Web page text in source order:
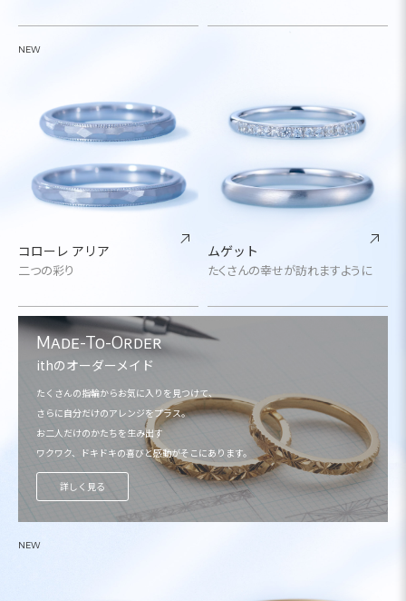
コローレ アリア
二つの彩り
NEW
ムゲット
たくさんの幸せが訪れますように
Made-To-Order
ithのオーダーメイド
たくさんの指輪からお気に入りを見つけて、
さらに自分だけのアレンジをプラス。
お二人だけのかたちを生み出す
ワクワク、ドキドキの喜びと感動がそこにあります。
詳しく見る
NEW